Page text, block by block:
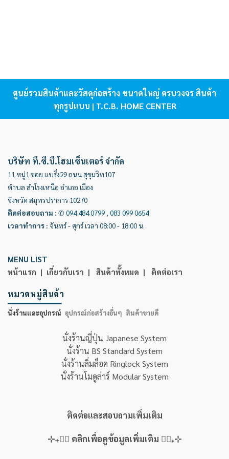
ศูนย์รวมสินค้าและวัสดุก่อสร้าง ขนาดใหญ่ ครบวงจร สินค้า
ทุกรูปแบบ | T.C.B. HOME CENTER
บริษัท ที.ซี.บี.โฮมเซ็นเตอร์ จำกัด
11 หมู่1 ซอย แบริ่ง29 ถนน สุขุมวิท107
ตำบล สำโรงเหนือ อำเภอ เมือง
จังหวัด สมุทรปราการ 10270
ติดต่อสอบถาม : ✆ 094 484 0799 , 083 099 0654
เวลาทำการ : จันทร์ - ศุกร์ เวลา 08:00 - 18:00 น.
MENU LIST
หน้าแรก | เกี่ยวกับเรา | สินค้าทั้งหมด | ติดต่อเรา
หมวดหมู่สินค้า
นั่งร้านและอุปกรณ์ อุปกรณ์ก่อสร้างอื่นๆ สินค้าขายดี
นั่งร้านญี่ปุ่น Japanese System
นั่งร้าน BS Standard System
นั่งร้านลิ่มล็อค Ringlock System
นั่งร้านโมดูล่าร์ Modular System
ติดต่อและสอบถามเพิ่มเติม
⊹₊👇🏻 คลิกเพื่อดูข้อมูลเพิ่มเติม 👇🏻₊⊹